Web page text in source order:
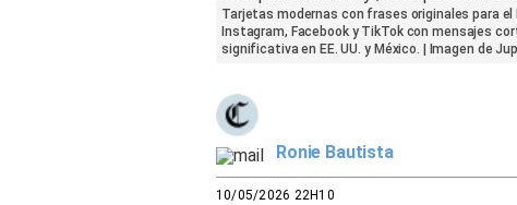
Tarjetas modernas con frases originales para
Instagram, Facebook y TikTok con mensajes
significativa en EE. UU. y México. | Imagen de
Ronie Bautista
10/05/2026 22H10